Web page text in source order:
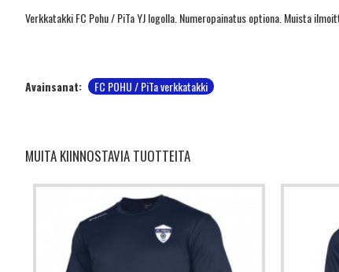
Verkkatakki FC Pohu / PiTa YJ logolla. Numeropainatus optiona. Muista
Avainsanat: FC POHU / PiTa verkkatakki
MUITA KIINNOSTAVIA TUOTTEITA